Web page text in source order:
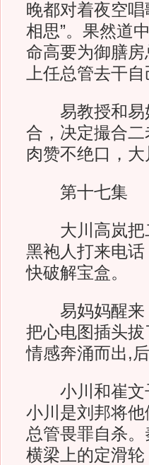
晚都对着夜空
相思”。果然道
命高要为御膳
上任总管去干
易教授和易妈
合，决定撮合
肉赞不绝口，
第十七集
大川高岚把二
黑袍人打来电
快破解宝盒。
易妈妈醒来，
把心电图插头
情感奔涌而出,
小川和崔文子
小川是刘邦将
总管畏罪自杀
横梁上的定滑